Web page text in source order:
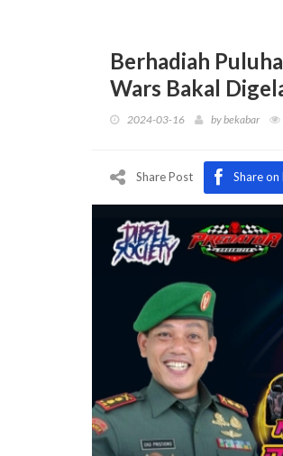
Berhadiah
Wars Bakal
2024-03-16 bybekabar
Share Post Share